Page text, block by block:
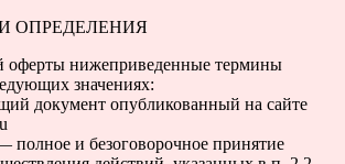
ОПРЕДЕЛЕНИЯ
оферты нижеприведенные термины
значениях:
документ опубликованный на сайте
полное и безоговорочное принятие